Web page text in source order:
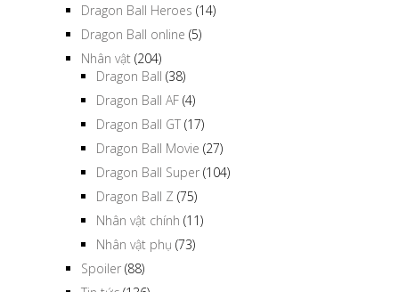
Dragon Ball Heroes (14)
Dragon Ball online (5)
Nhân vật (204)
Dragon Ball (38)
Dragon Ball AF (4)
Dragon Ball GT (17)
Dragon Ball Movie (27)
Dragon Ball Super (104)
Dragon Ball Z (75)
Nhân vật chính (11)
Nhân vật phụ (73)
Spoiler (88)